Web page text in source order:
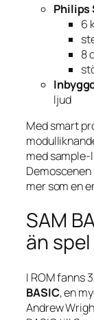
Philips
6
8
ljud
Med smart
med sample-
mer som en
SAM
än spel
I ROM fanns
BASIC, en
Andrew